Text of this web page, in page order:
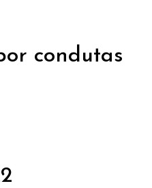
condutas